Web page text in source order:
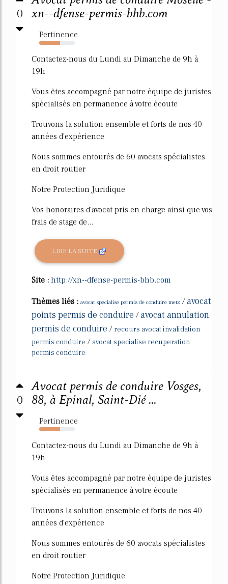
0
xn--dfense-permis-bhb.com
Pertinence
58%
Contactez-nous du Lundi au Dimanche de 9h à
19h
Vous êtes accompagné par notre équipe de juristes
spécialisés en permanence à votre écoute
Trouvons la solution ensemble et forts de nos 40
années d'expérience
Nous sommes entourés de 60 avocats spécialistes
en droit routier
Notre Protection Juridique
Vos honoraires d'avocat pris en charge ainsi que vos
frais de stage de...
LIRE LA SUITE
Site : http://xn--dfense-permis-bhb.com
Thèmes liés : avocat specialise permis de conduire metz /avocat
points permis de conduire /avocat annulation
permis de conduire / recours avocat invalidation
permis conduire / avocat specialise recuperation
permis conduire
0
Avocat permis de conduire Vosges,
88, à Epinal, Saint-Dié ...
Pertinence
58%
Contactez-nous du Lundi au Dimanche de 9h à
19h
Vous êtes accompagné par notre équipe de juristes
spécialisés en permanence à votre écoute
Trouvons la solution ensemble et forts de nos 40
années d'expérience
Nous sommes entourés de 60 avocats spécialistes
en droit routier
Notre Protection Juridique